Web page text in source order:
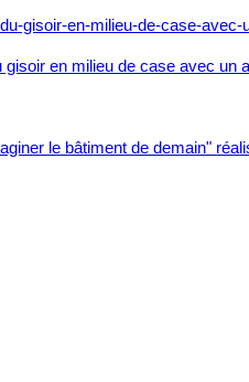
gisoir en milieu de case avec un
le bâtiment de demain"